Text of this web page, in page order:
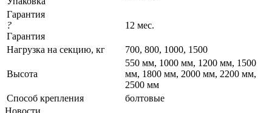
Гарантия
?
Гарантия
12 мес.
Нагрузка на секцию, кг 700, 800, 1000, 1500
Высота
550 мм, 1000 мм, 1200 мм, 1500
мм, 1800 мм, 2000 мм, 2200 мм,
2500 мм
Cпособ крепления
болтовые
Новости